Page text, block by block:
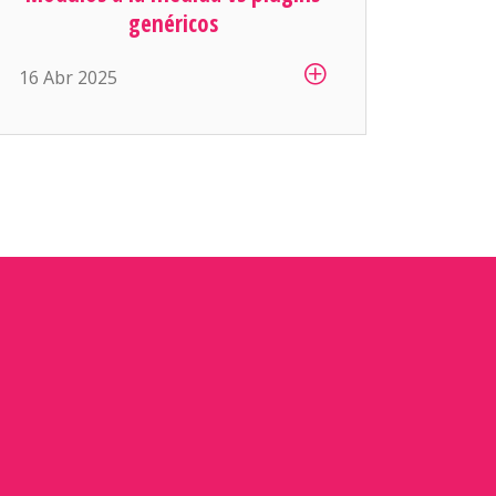
si ahora queremos mostrar precios
de logística necesita generar sus
contabilidad […]
genéricos
16 Abr 2025